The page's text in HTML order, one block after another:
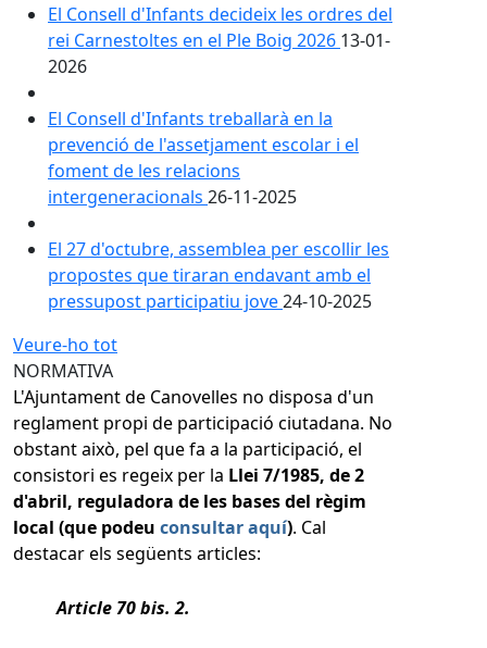
El Consell d'Infants decideix les ordres del
rei Carnestoltes en el Ple Boig 2026 13-01-
2026
El Consell d'Infants treballarà en la
prevenció de l'assetjament escolar i el
foment de les relacions
intergeneracionals 26-11-2025
El 27 d'octubre, assemblea per escollir les
propostes que tiraran endavant amb el
pressupost participatiu jove24-10-2025
Veure-ho tot
NORMATIVA
L'Ajuntament de Canovelles no disposa d'un
reglament propi de participació ciutadana. No
obstant això, pel que fa a la participació, el
consistori es regeix per la Llei 7/1985, de 2
d'abril, reguladora de les bases del règim
local (que podeu consultar aquí). Cal
destacar els següents articles:
Article 70 bis. 2.